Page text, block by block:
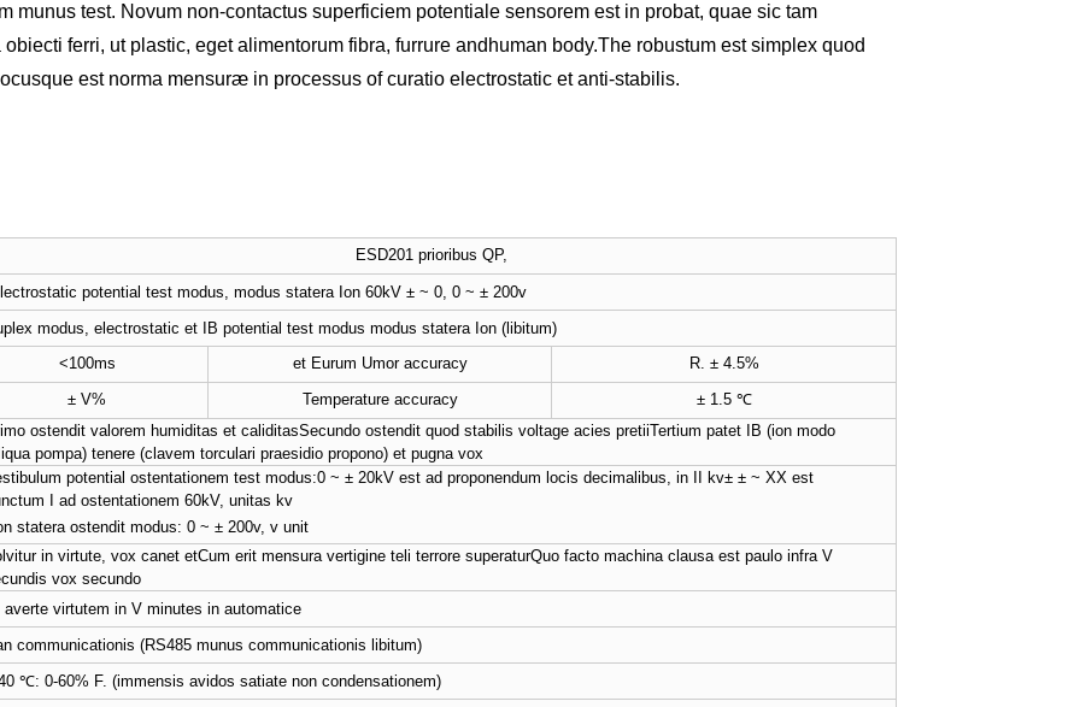
munus test. Novum non-contactus superficiem potentiale sensorem est in probat, quae sic tam
ferri, ut plastic, eget alimentorum fibra, furrure andhuman body.The robustum est simplex quod
est norma mensuræ in processus of curatio electrostatic et anti-stabilis.
ESD201 prioribus QP,
potential test modus, modus statera Ion 60kV ± ~ 0, 0 ~ ± 200v
modus, electrostatic et IB potential test modus modus statera Ion (libitum)
<100ms
et Eurum Umor accuracy
R. ± 4.5%
± V%
Temperature accuracy
± 1.5 ℃
ostendit valorem humiditas et caliditasSecundo ostendit quod stabilis voltage acies pretiiTertium patet IB (ion modo
pompa) tenere (clavem torculari praesidio propono) et pugna vox
potential ostentationem test modus:0 ~ ± 20kV est ad proponendum locis decimalibus, in II kv± ± ~ XX est
I ad ostentationem 60kV, unitas kv
statera ostendit modus: 0 ~ ± 200v, v unit
in virtute, vox canet etCum erit mensura vertigine teli terrore superaturQuo facto machina clausa est paulo infra V
vox secundo
averte virtutem in V minutes in automatice
communicationis (RS485 munus communicationis libitum)
℃: 0-60% F. (immensis avidos satiate non condensationem)